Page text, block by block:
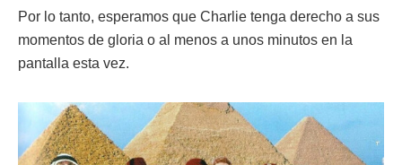
Por lo tanto, esperamos que Charlie tenga derecho a sus
momentos de gloria o al menos a unos minutos en la
pantalla esta vez.